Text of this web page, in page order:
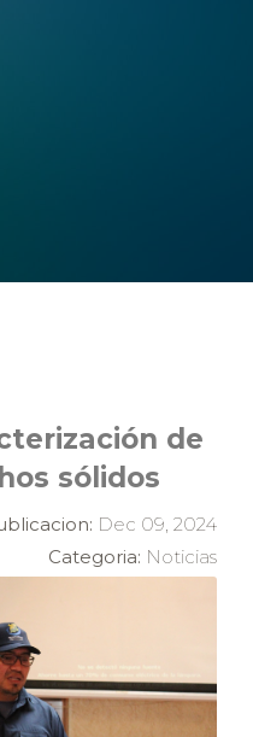
de
sólidos
Dec 09, 2024
Categoria: Noticias